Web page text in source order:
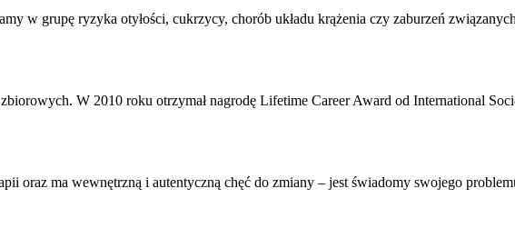
w grupę ryzyka otyłości, cukrzycy, chorób układu krążenia czy zaburzeń
W 2010 roku otrzymał nagrodę Lifetime Career Award od International
oraz ma wewnętrzną i autentyczną chęć do zmiany – jest świadomy swojego